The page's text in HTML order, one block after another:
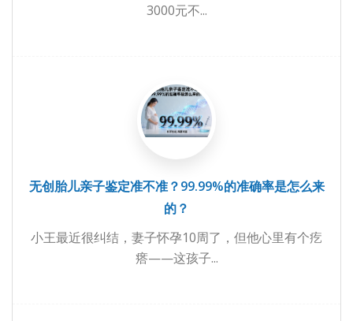
3000元不...
无创胎儿亲子鉴定准不准？99.99%的准确率是怎么来
的？
小王最近很纠结，妻子怀孕10周了，但他心里有个疙
瘩——这孩子...